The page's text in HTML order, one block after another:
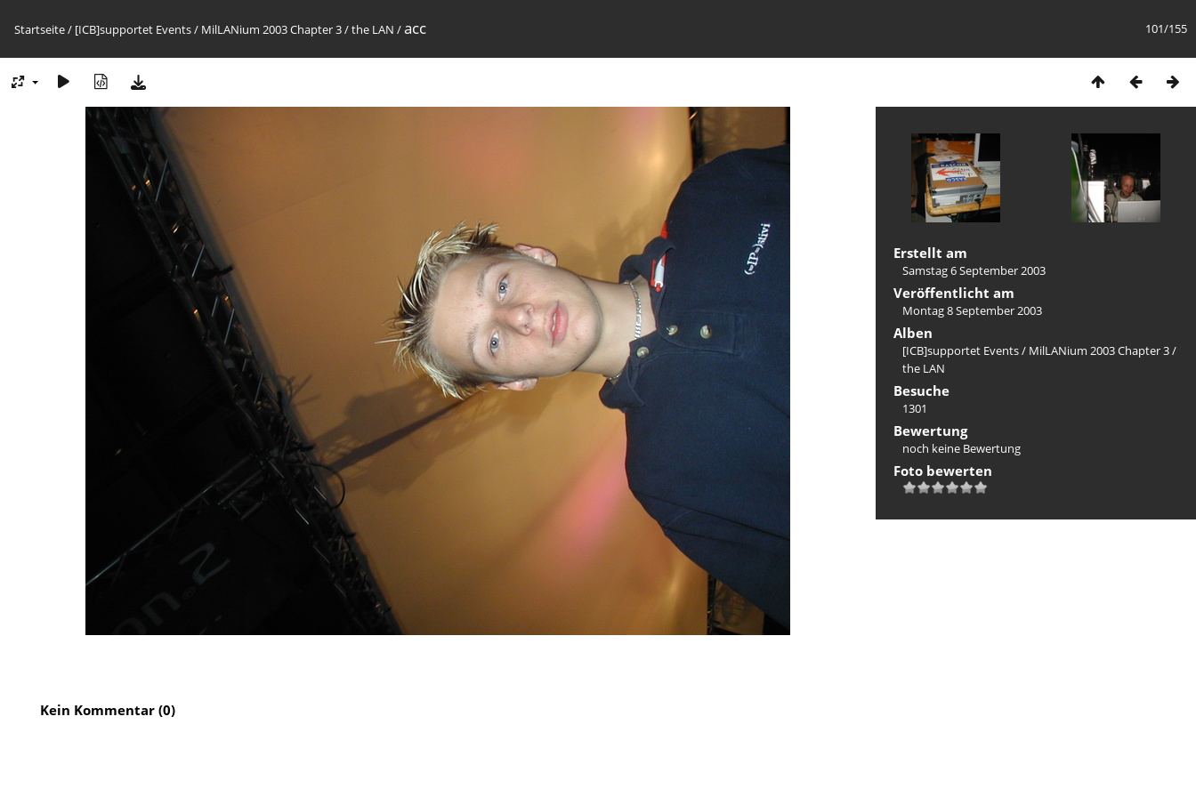
101/155
Startseite/ [ICB]supportet Events/ MilLANium 2003 Chapter 3/the LAN /acc
Erstellt am
Samstag 6 September 2003
Veröffentlicht am
Montag 8 September 2003
Alben
[ICB]supportet Events/ MilLANium 2003 Chapter 3/
the LAN
Besuche
1301
Bewertung
noch keine Bewertung
Foto bewerten
Kein Kommentar (0)